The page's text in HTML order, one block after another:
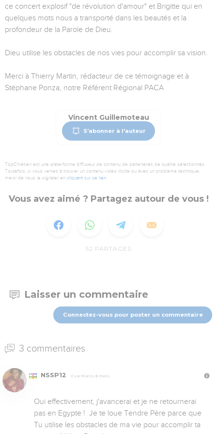
ce concert explosif "de révolution d'amour" et Brigitte qui en
quelques mots nous a transporté dans les beautés et la
profondeur de la Parole de Dieu.
Dieu utilise les obstacles de nos vies pour accomplir sa vision.
Merci à Thierry Martin, rédacteur de ce témoignage et à
Stéphane Ponza, notre Référent Régional PACA
Vincent Guillemoteau
S'abonner à l'auteur
TopChrétien est une plate-forme diffuseur de contenu de partenaires de qualité sélectionnés.
Toutefois, si vous veniez à trouver un contenu vidéo illicite ou avec un problème technique,
merci de nous le signaler en cliquant sur ce lien.
Vous avez aimé ? Partagez autour de vous !
52 PARTAGES
Laisser un commentaire
Connectez-vous pour poster un commentaire
3 commentaires
NSSP12 Il y a 10 ans, 8 mois
Oui effectivement, j'avancerai et je ne retournerai
pas en Egypte !  Je te loue Tendre Père parce que
Tu utilise les obstacles de ma vie pour accomplir ta